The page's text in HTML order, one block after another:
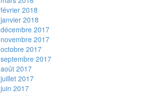
février 2018
janvier 2018
décembre 2017
novembre 2017
octobre 2017
septembre 2017
août 2017
juillet 2017
juin 2017